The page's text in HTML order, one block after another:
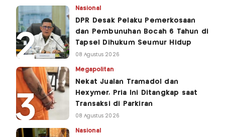
Nasional
DPR Desak Pelaku Pemerkosaan
dan Pembunuhan Bocah 6 Tahun di
Tapsel Dihukum Seumur Hidup
08 Agustus 2026
Megapolitan
Nekat Jualan Tramadol dan
Hexymer, Pria Ini Ditangkap saat
Transaksi di Parkiran
08 Agustus 2026
Nasional